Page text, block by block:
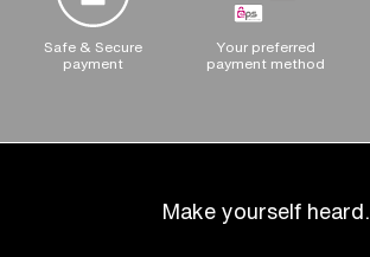
Safe & Secure
payment
Your preferred
payment method
Make yourself heard.